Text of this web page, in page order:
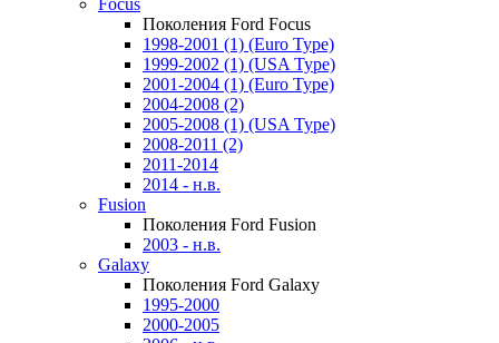
Focus
Поколения Ford Focus
1998-2001 (1) (Euro Type)
1999-2002 (1) (USA Type)
2001-2004 (1) (Euro Type)
2004-2008 (2)
2005-2008 (1) (USA Type)
2008-2011 (2)
2011-2014
2014 - н.в.
Fusion
Поколения Ford Fusion
2003 - н.в.
Galaxy
Поколения Ford Galaxy
1995-2000
2000-2005